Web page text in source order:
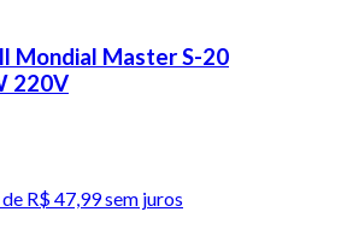
Mondial Master S-20
220V
R$ 47,99 sem juros